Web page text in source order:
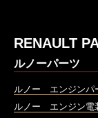
RENAULT
ルノーパーツ
ルノー エンジンパ
ルノー エンジン